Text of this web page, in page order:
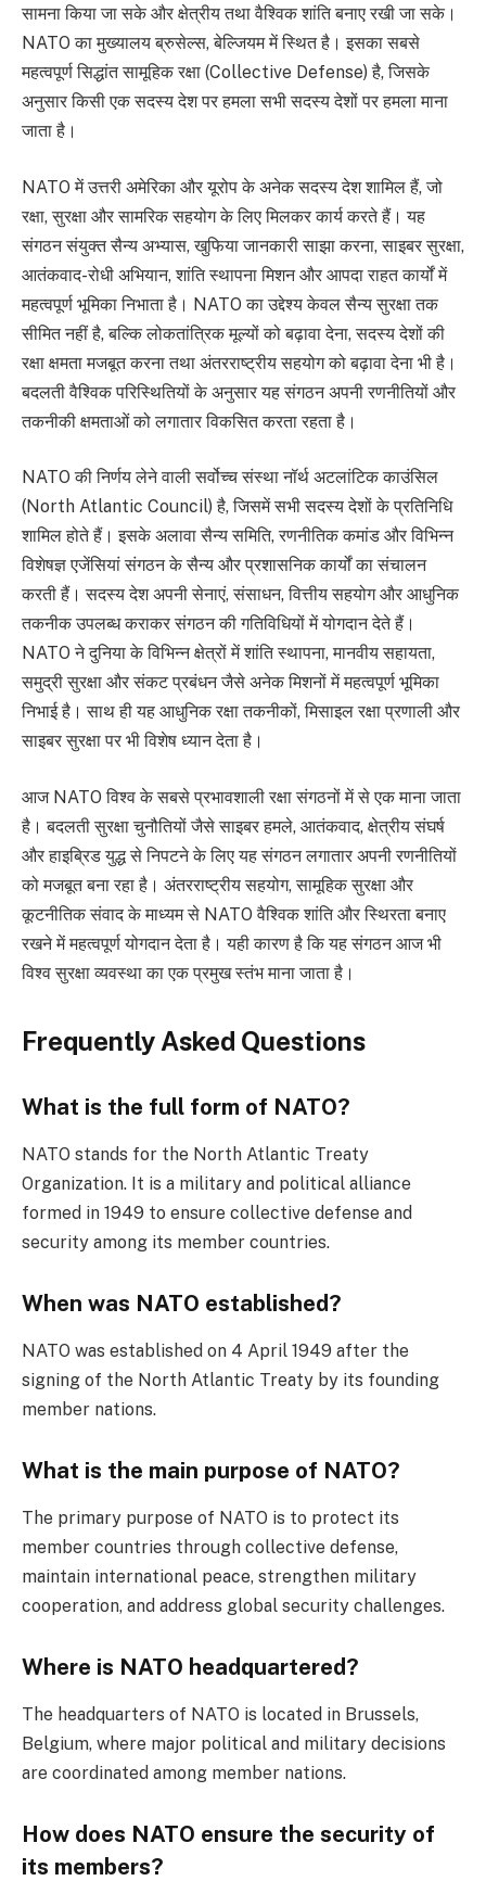
सामना किया जा सके और क्षेत्रीय तथा वैश्विक शांति बनाए रखी जा सके।
NATO का मुख्यालय ब्रुसेल्स, बेल्जियम में स्थित है। इसका सबसे
महत्वपूर्ण सिद्धांत सामूहिक रक्षा (Collective Defense) है, जिसके
अनुसार किसी एक सदस्य देश पर हमला सभी सदस्य देशों पर हमला माना
जाता है।
NATO में उत्तरी अमेरिका और यूरोप के अनेक सदस्य देश शामिल हैं, जो
रक्षा, सुरक्षा और सामरिक सहयोग के लिए मिलकर कार्य करते हैं। यह
संगठन संयुक्त सैन्य अभ्यास, खुफिया जानकारी साझा करना, साइबर सुरक्षा,
आतंकवाद-रोधी अभियान, शांति स्थापना मिशन और आपदा राहत कार्यों में
महत्वपूर्ण भूमिका निभाता है। NATO का उद्देश्य केवल सैन्य सुरक्षा तक
सीमित नहीं है, बल्कि लोकतांत्रिक मूल्यों को बढ़ावा देना, सदस्य देशों की
रक्षा क्षमता मजबूत करना तथा अंतरराष्ट्रीय सहयोग को बढ़ावा देना भी है।
बदलती वैश्विक परिस्थितियों के अनुसार यह संगठन अपनी रणनीतियों और
तकनीकी क्षमताओं को लगातार विकसित करता रहता है।
NATO की निर्णय लेने वाली सर्वोच्च संस्था नॉर्थ अटलांटिक काउंसिल
(North Atlantic Council) है, जिसमें सभी सदस्य देशों के प्रतिनिधि
शामिल होते हैं। इसके अलावा सैन्य समिति, रणनीतिक कमांड और विभिन्न
विशेषज्ञ एजेंसियां संगठन के सैन्य और प्रशासनिक कार्यों का संचालन
करती हैं। सदस्य देश अपनी सेनाएं, संसाधन, वित्तीय सहयोग और आधुनिक
तकनीक उपलब्ध कराकर संगठन की गतिविधियों में योगदान देते हैं।
NATO ने दुनिया के विभिन्न क्षेत्रों में शांति स्थापना, मानवीय सहायता,
समुद्री सुरक्षा और संकट प्रबंधन जैसे अनेक मिशनों में महत्वपूर्ण भूमिका
निभाई है। साथ ही यह आधुनिक रक्षा तकनीकों, मिसाइल रक्षा प्रणाली और
साइबर सुरक्षा पर भी विशेष ध्यान देता है।
आज NATO विश्व के सबसे प्रभावशाली रक्षा संगठनों में से एक माना जाता
है। बदलती सुरक्षा चुनौतियों जैसे साइबर हमले, आतंकवाद, क्षेत्रीय संघर्ष
और हाइब्रिड युद्ध से निपटने के लिए यह संगठन लगातार अपनी रणनीतियों
को मजबूत बना रहा है। अंतरराष्ट्रीय सहयोग, सामूहिक सुरक्षा और
कूटनीतिक संवाद के माध्यम से NATO वैश्विक शांति और स्थिरता बनाए
रखने में महत्वपूर्ण योगदान देता है। यही कारण है कि यह संगठन आज भी
विश्व सुरक्षा व्यवस्था का एक प्रमुख स्तंभ माना जाता है।
Frequently Asked Questions
What is the full form of NATO?
NATO stands for the North Atlantic Treaty
Organization. It is a military and political alliance
formed in 1949 to ensure collective defense and
security among its member countries.
When was NATO established?
NATO was established on 4 April 1949 after the
signing of the North Atlantic Treaty by its founding
member nations.
What is the main purpose of NATO?
The primary purpose of NATO is to protect its
member countries through collective defense,
maintain international peace, strengthen military
cooperation, and address global security challenges.
Where is NATO headquartered?
The headquarters of NATO is located in Brussels,
Belgium, where major political and military decisions
are coordinated among member nations.
How does NATO ensure the security of
its members?